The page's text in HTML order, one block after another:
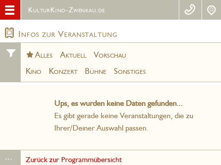
KulturKino-Zwenkau.de
Infos zur Veranstaltung
Alles Aktuell
Vorschau
Kino
Konzert Bühne Sonstiges
Ups, es wurden keine Daten gefunden...
Es gibt gerade keine Veranstaltungen, die zu
Ihrer/Deiner Auswahl passen.
... Zurück zur Programmübersicht